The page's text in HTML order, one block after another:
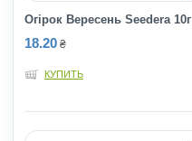
Огірок Вересень Seedera 10г
18.20 ₴
КУПИТЬ